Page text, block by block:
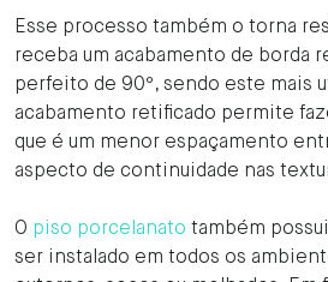
Esse processo também o torna
receba um acabamento de borda
perfeito de 90º, sendo este mais
acabamento retificado permite
que é um menor espaçamento
aspecto de continuidade nas
O piso porcelanato também
ser instalado em todos os